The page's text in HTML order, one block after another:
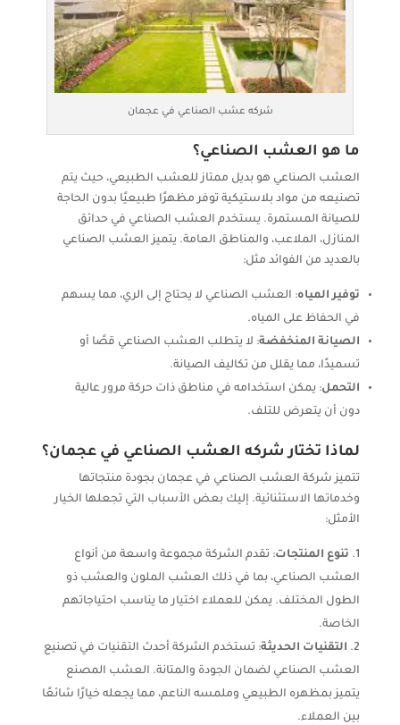
شركه عشب الصناعي في عجمان
ما هو العشب الصناعي؟
العشب الصناعي هو بديل ممتاز للعشب الطبيعي، حيث يتم
تصنيعه من مواد بلاستيكية توفر مظهرًا طبيعيًا بدون الحاجة
للصيانة المستمرة. يستخدم العشب الصناعي في حدائق
المنازل، الملاعب، والمناطق العامة. يتميز العشب الصناعي
بالعديد من الفوائد مثل:
توفير المياه: العشب الصناعي لا يحتاج إلى الري، مما يسهم
في الحفاظ على المياه.
الصيانة المنخفضة: لا يتطلب العشب الصناعي قصًا أو
تسميدًا، مما يقلل من تكاليف الصيانة.
التحمل: يمكن استخدامه في مناطق ذات حركة مرور عالية
دون أن يتعرض للتلف.
لماذا تختار شركه العشب الصناعي في عجمان؟
تتميز شركة العشب الصناعي في عجمان بجودة منتجاتها
وخدماتها الاستثنائية. إليك بعض الأسباب التي تجعلها الخيار
الأمثل:
تنوع المنتجات: تقدم الشركة مجموعة واسعة من أنواع
العشب الصناعي، بما في ذلك العشب الملون والعشب ذو
الطول المختلف. يمكن للعملاء اختيار ما يناسب احتياجاتهم
الخاصة.
التقنيات الحديثة: تستخدم الشركة أحدث التقنيات في تصنيع
العشب الصناعي لضمان الجودة والمتانة. العشب المصنع
يتميز بمظهره الطبيعي وملمسه الناعم، مما يجعله خيارًا شائعًا
بين العملاء.